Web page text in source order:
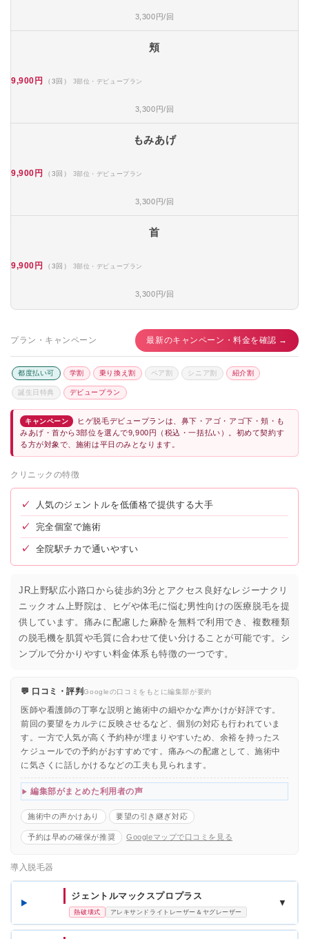
3,300円/回
頬
9,900円 （3回） 3部位・デビュープラン
3,300円/回
もみあげ
9,900円 （3回） 3部位・デビュープラン
3,300円/回
首
9,900円 （3回） 3部位・デビュープラン
3,300円/回
プラン・キャンペーン 最新のキャンペーン・料金を確認 →
都度払い可 学割 乗り換え割 ペア割 シニア割 紹介割
誕生日特典 デビュープラン
キャンペーン
ヒゲ脱毛デビュープランは、鼻下・アゴ・アゴ下・頬・も
みあげ・首から3部位を選んで9,900円（税込・一括払い）。初めて契約す
る方が対象で、施術は平日のみとなります。
クリニックの特徴
✓ 人気のジェントルを低価格で提供する大手
✓ 完全個室で施術
✓ 全院駅チカで通いやすい
JR上野駅広小路口から徒歩約3分とアクセス良好なレジーナクリ
ニックオム上野院は、ヒゲや体毛に悩む男性向けの医療脱毛を提
供しています。痛みに配慮した麻酔を無料で利用でき、複数種類
の脱毛機を肌質や毛質に合わせて使い分けることが可能です。シ
ンプルで分かりやすい料金体系も特徴の一つです。
💬 口コミ・評判Googleの口コミをもとに編集部が要約
医師や看護師の丁寧な説明と施術中の細やかな声かけが好評です。
前回の要望をカルテに反映させるなど、個別の対応も行われていま
す。一方で人気が高く予約枠が埋まりやすいため、余裕を持ったス
ケジュールでの予約がおすすめです。痛みへの配慮として、施術中
に気さくに話しかけるなどの工夫も見られます。
編集部がまとめた利用者の声
施術中の声かけあり 要望の引き継ぎ対応
予約は早めの確保が推奨 Googleマップで口コミを見る
導入脱毛器
ジェントルマックスプロプラス
熱破壊式 アレキサンドライトレーザー＆ヤグレーザー
▼